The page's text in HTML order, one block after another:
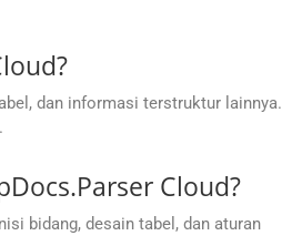
dan informasi terstruktur lainnya.
Cloud?
bidang, desain tabel, dan aturan